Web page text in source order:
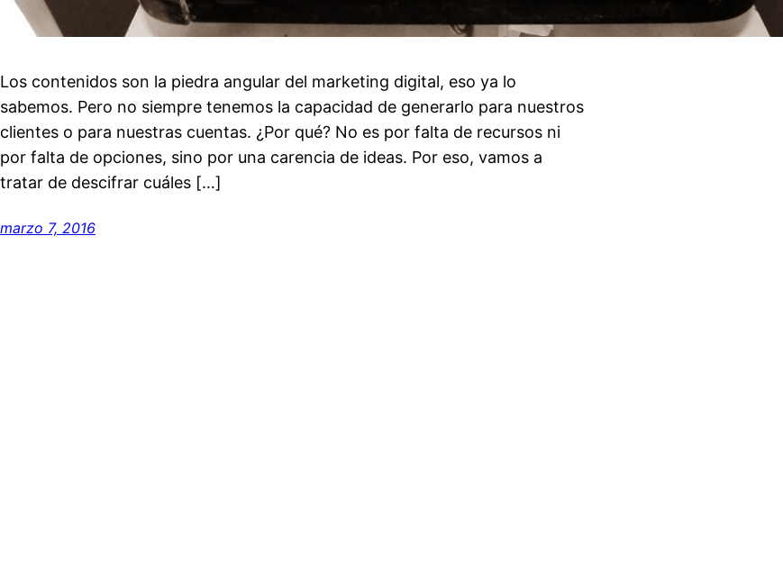
Los contenidos son la piedra angular del marketing digital, eso ya lo
sabemos. Pero no siempre tenemos la capacidad de generarlo para nuestros
clientes o para nuestras cuentas. ¿Por qué? No es por falta de recursos ni
por falta de opciones, sino por una carencia de ideas. Por eso, vamos a
tratar de descifrar cuáles […]
marzo 7, 2016